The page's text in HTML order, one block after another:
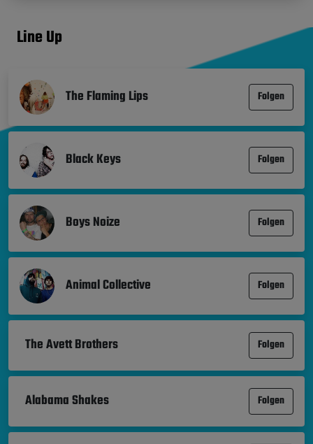
Line Up
The Flaming Lips Folgen
Black Keys Folgen
Boys Noize Folgen
Animal Collective Folgen
The Avett Brothers Folgen
Alabama Shakes Folgen